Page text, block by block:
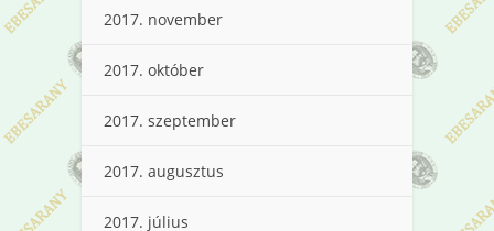
2017. november
2017. október
2017. szeptember
2017. augusztus
2017. július